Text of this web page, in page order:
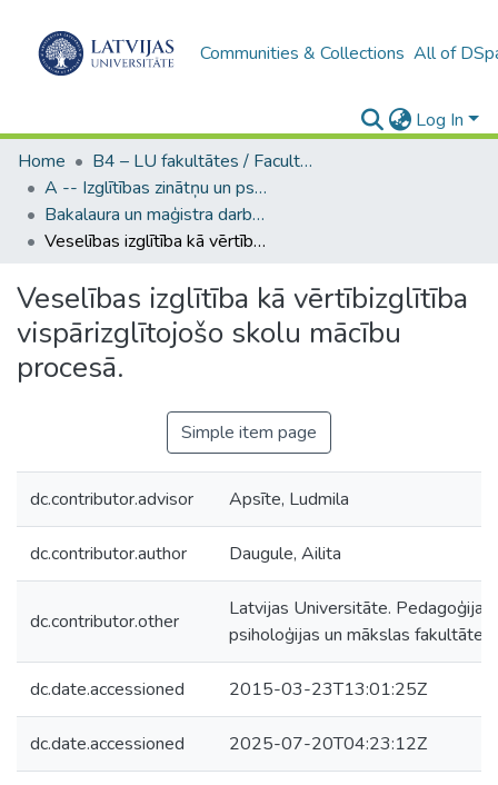
Communities & Collections All of
Log In
Home
B4 – LU fakultātes / Faculties of the UL
A -- Izglītības zinātņu un psiholoģijas fakultāte / Faculty of Education Sciences and Psychology
Bakalaura un maģistra darbi (PPMF) / Bachelor's and Master's theses
Veselības izglītība kā vērtībizglītība vispārizglītojošo skolu mācību procesā.
Veselības izglītība kā vērtībizglītība
vispārizglītojošo skolu mācību
procesā.
Simple item page
dc.contributor.advisor Apsīte, Ludmila
dc.contributor.author Daugule, Ailita
dc.contributor.other
Latvijas Universitāte. Pedagoģijas,
psiholoģijas un mākslas fakultāte
dc.date.accessioned 2015-03-23T13:01:25Z
dc.date.accessioned 2025-07-20T04:23:12Z